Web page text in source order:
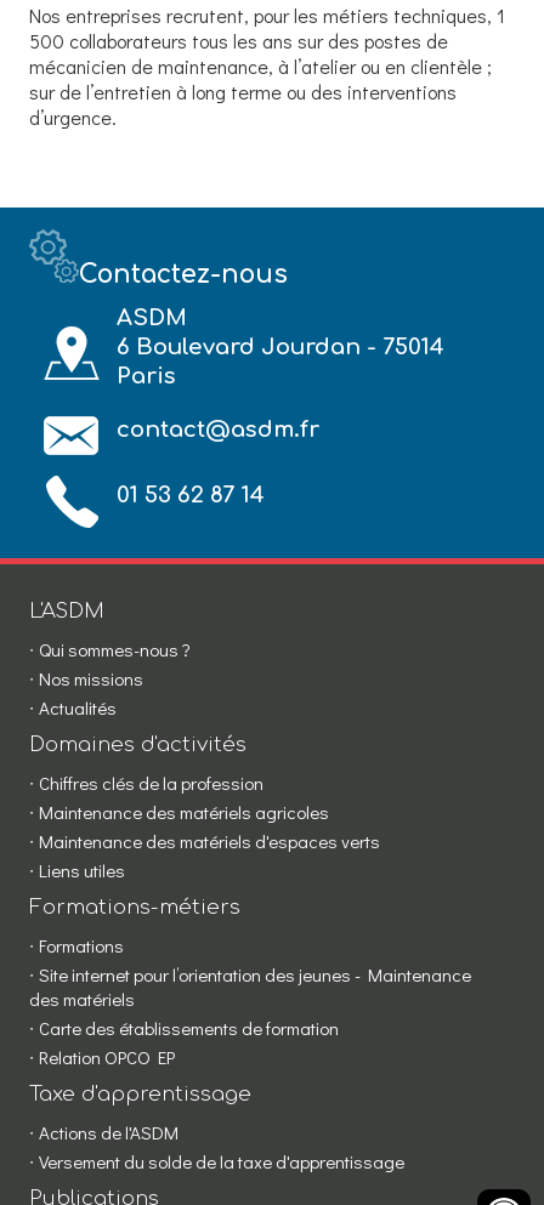
Nos entreprises recrutent, pour les métiers techniques, 1
500 collaborateurs tous les ans sur des postes de
mécanicien de maintenance, à l’atelier ou en clientèle ;
sur de l’entretien à long terme ou des interventions
d’urgence.
Contactez-nous
ASDM
6 Boulevard Jourdan - 75014
Paris
contact@asdm.fr
01 53 62 87 14
L'ASDM
Qui sommes-nous ?
Nos missions
Actualités
Domaines d'activités
Chiffres clés de la profession
Maintenance des matériels agricoles
Maintenance des matériels d'espaces verts
Liens utiles
Formations-métiers
Formations
Site internet pour l’orientation des jeunes - Maintenance
des matériels
Carte des établissements de formation
Relation OPCO EP
Taxe d'apprentissage
Actions de l'ASDM
Versement du solde de la taxe d'apprentissage
Publications